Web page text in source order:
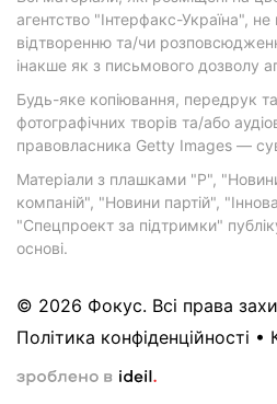
агентство "Інтерфакс-Україна",
відтворенню та/чи
інакше як з письмового дозволу
Будь-яке копіювання, передрук
фотографічних творів та/або
правовласника Getty Images —
Матеріали з плашками "Р",
компаній", "Новини партій",
"Спецпроект за підтримки"
основі.
© 2026 Фокус. Всі права
Політика конфіденційності •